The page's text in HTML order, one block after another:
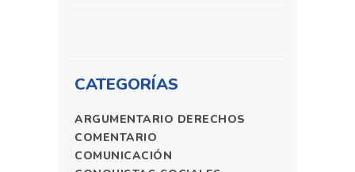
CATEGORÍAS
ARGUMENTARIO DERECHOS
COMENTARIO
COMUNICACIÓN